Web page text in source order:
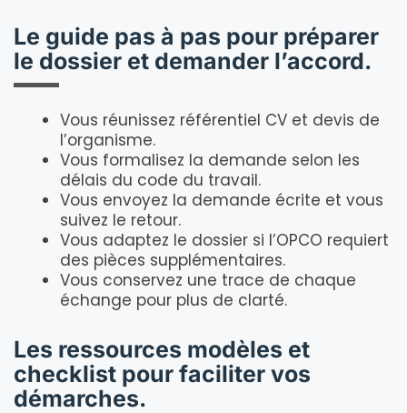
Le guide pas à pas pour préparer
le dossier et demander l’accord.
Vous réunissez référentiel CV et devis de
l’organisme.
Vous formalisez la demande selon les
délais du code du travail.
Vous envoyez la demande écrite et vous
suivez le retour.
Vous adaptez le dossier si l’OPCO requiert
des pièces supplémentaires.
Vous conservez une trace de chaque
échange pour plus de clarté.
Les ressources modèles et
checklist pour faciliter vos
démarches.